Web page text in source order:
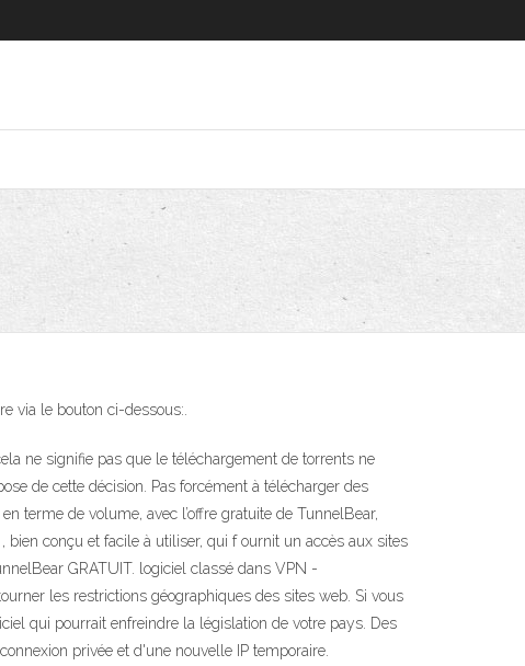
via le bouton ci-dessous:.
ne signifie pas que le téléchargement de torrents ne
de cette décision. Pas forcément à télécharger des
terme de volume, avec l’offre gratuite de TunnelBear,
bien conçu et facile à utiliser, qui f ournit un accès aux sites
GRATUIT. logiciel classé dans VPN -
les restrictions géographiques des sites web. Si vous
qui pourrait enfreindre la législation de votre pays. Des
privée et d'une nouvelle IP temporaire.